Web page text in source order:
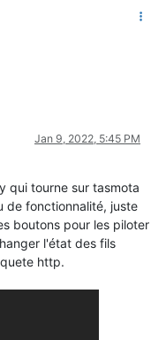
Jan 9, 2022, 5:45 PM
qui tourne sur tasmota
de fonctionnalité, juste
boutons pour les piloter
l'état des fils
http.